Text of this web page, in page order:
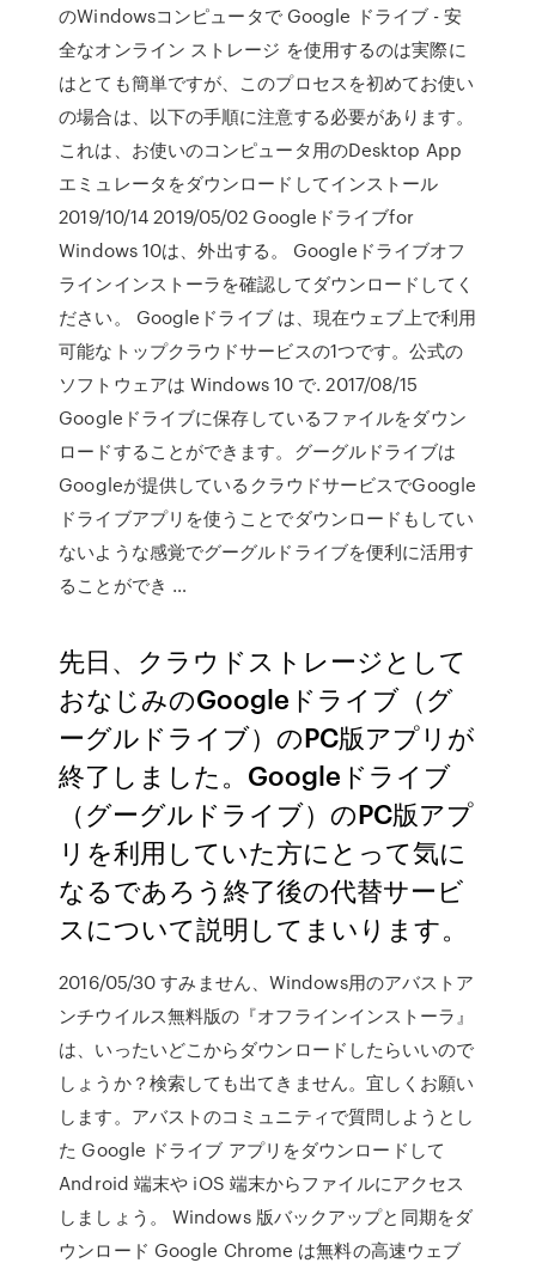
のWindowsコンピュータで Google ドライブ - 安
全なオンライン ストレージ を使用するのは実際に
はとても簡単ですが、このプロセスを初めてお使い
の場合は、以下の手順に注意する必要があります。
これは、お使いのコンピュータ用のDesktop App
エミュレータをダウンロードしてインストール
2019/10/14 2019/05/02 Googleドライブfor
Windows 10は、外出する。 Googleドライブオフ
ラインインストーラを確認してダウンロードしてく
ださい。 Googleドライブ は、現在ウェブ上で利用
可能なトップクラウドサービスの1つです。公式の
ソフトウェアは Windows 10 で. 2017/08/15
Googleドライブに保存しているファイルをダウン
ロードすることができます。グーグルドライブは
Googleが提供しているクラウドサービスでGoogle
ドライブアプリを使うことでダウンロードもしてい
ないような感覚でグーグルドライブを便利に活用す
ることができ …
先日、クラウドストレージとして
おなじみのGoogleドライブ（グ
ーグルドライブ）のPC版アプリが
終了しました。Googleドライブ
（グーグルドライブ）のPC版アプ
リを利用していた方にとって気に
なるであろう終了後の代替サービ
スについて説明してまいります。
2016/05/30 すみません、Windows用のアバストア
ンチウイルス無料版の『オフラインインストーラ』
は、いったいどこからダウンロードしたらいいので
しょうか？検索しても出てきません。宜しくお願い
します。アバストのコミュニティで質問しようとし
た Google ドライブ アプリをダウンロードして
Android 端末や iOS 端末からファイルにアクセス
しましょう。 Windows 版バックアップと同期をダ
ウンロード Google Chrome は無料の高速ウェブ